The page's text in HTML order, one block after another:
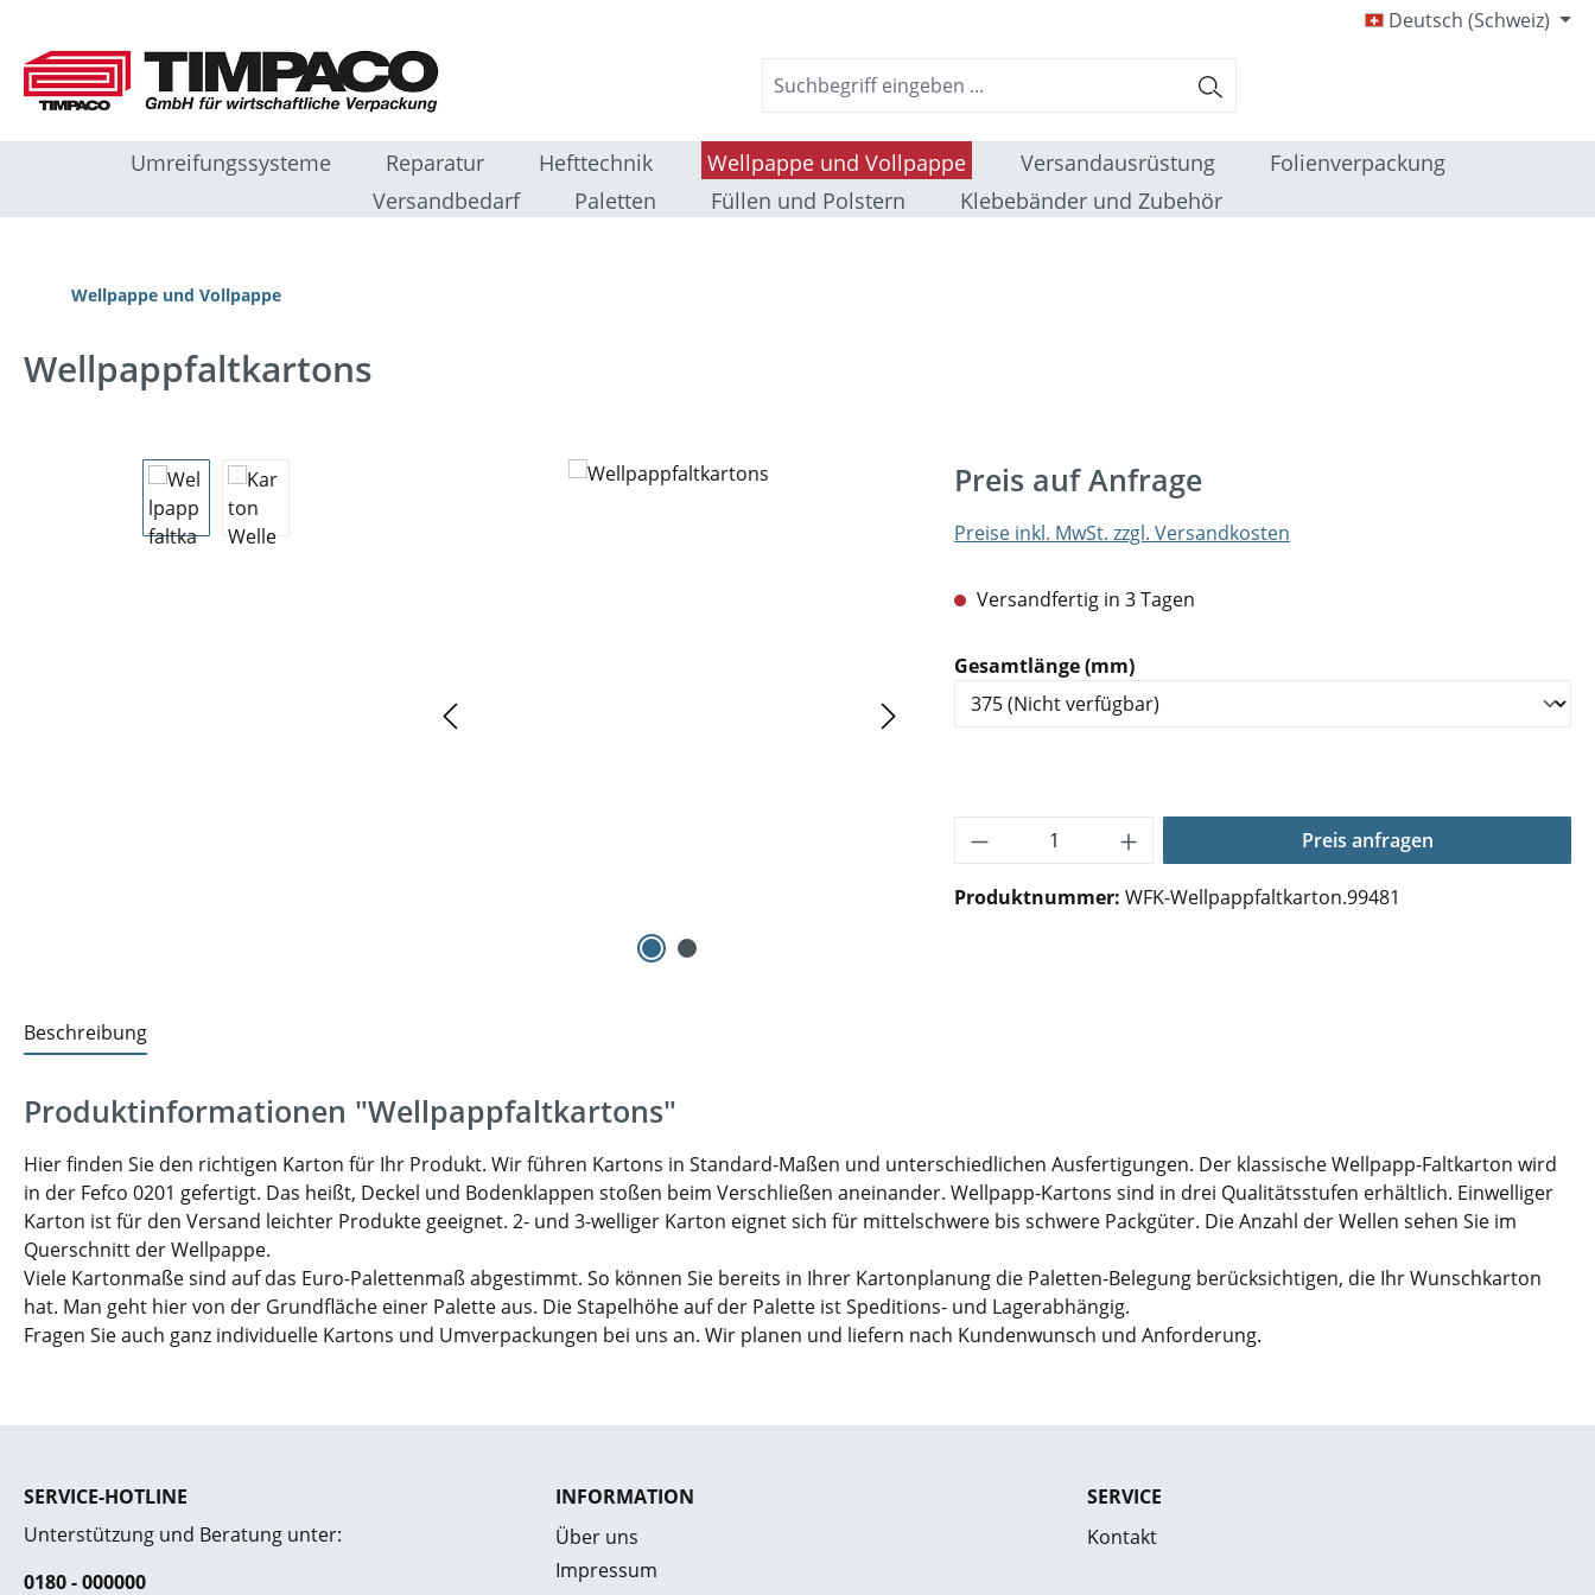
Deutsch (Schweiz)
Umreifungssysteme Reparatur Hefttechnik Wellpappe und Vollpappe Versandausrüstung
Folienverpackung
Versandbedarf
Paletten Füllen und Polstern Klebebänder und Zubehör
Wellpappe und Vollpappe
Wellpappfaltkartons
Bildergalerie überspringen Preis auf Anfrage
Preise inkl. MwSt. zzgl. Versandkosten
Versandfertig in 3 Tagen
Gesamtlänge (mm)auswählen
Produkt Anzahl: Gib den gewünschten Wert
Preis anfragen
Produktnummer: WFK-Wellpappfaltkarton.99481
Beschreibung
Produktinformationen "Wellpappfaltkartons"
Hier finden Sie den richtigen Karton für Ihr Produkt. Wir führen Kartons in Standard-Maßen und unterschiedlichen Ausfertigungen. Der klassische Wellpapp-Faltkarton wird
in der Fefco 0201 gefertigt. Das heißt, Deckel und Bodenklappen stoßen beim Verschließen aneinander. Wellpapp-Kartons sind in drei Qualitätsstufen erhältlich. Einwelliger
Karton ist für den Versand leichter Produkte geeignet. 2- und 3-welliger Karton eignet sich für mittelschwere bis schwere Packgüter. Die Anzahl der Wellen sehen Sie im
Querschnitt der Wellpappe.
Viele Kartonmaße sind auf das Euro-Palettenmaß abgestimmt. So können Sie bereits in Ihrer Kartonplanung die Paletten-Belegung berücksichtigen, die Ihr Wunschkarton
hat. Man geht hier von der Grundfläche einer Palette aus. Die Stapelhöhe auf der Palette ist Speditions- und Lagerabhängig.
Fragen Sie auch ganz individuelle Kartons und Umverpackungen bei uns an. Wir planen und liefern nach Kundenwunsch und Anforderung.
SERVICE-HOTLINE
Unterstützung und Beratung unter:
0180 - 000000
INFORMATION
Über uns
Impressum
SERVICE
Kontakt